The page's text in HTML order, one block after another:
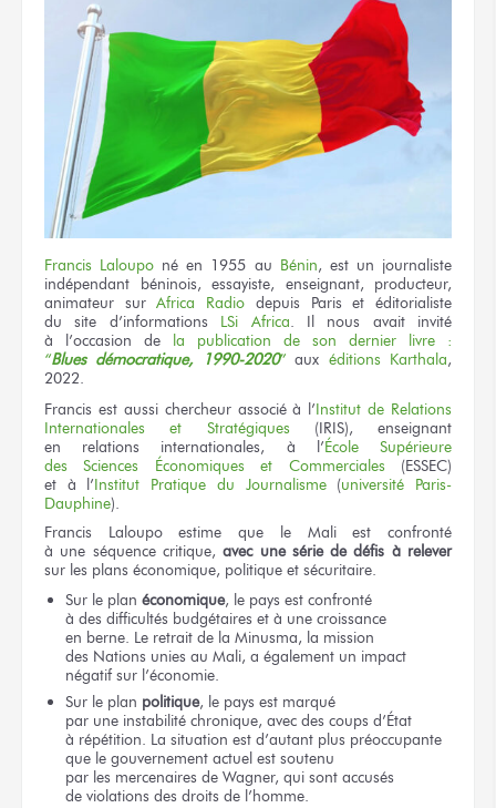
Francis Laloupo né en 1955 au Bénin, est un journaliste
indépendant béninois, essayiste, enseignant, producteur,
animateur surAfrica Radio depuis Paris et éditorialiste
du site d’informations
LSi Africa.
Il nous avait invité
à l’occasion
de la publication de son dernier
livre :
“Blues démocratique,1990-2020” aux éditions Karthala,
2022.
Francis est aussi chercheur associé à l’Institut de Relations
Internationaleset Stratégiques (IRIS), enseignant
en relations internationales,
à l’ÉcoleSupérieure
des Sciences Économiqueset Commerciales (ESSEC)
et à l’Institut Pratique du Journalisme(université Paris-
Dauphine).
Francis Laloupo estimeque le Mali
est confronté
à une séquencecritique,avec une série de défis à relever
sur les plans économique, politique et sécuritaire.
Sur le plan économique, le pays est confronté
à des difficultés budgétaireset à une croissance
en berne. Le retrait de la Minusma, la mission
des Nations unies au Mali, a également un impact
négatifsur l’économie.
Sur le plan politique, le pays est marqué
par une instabilité chronique, avecdes coups d’État
à répétition. La situation est d’autant plus préoccupante
que le gouvernement actuelest soutenu
par les mercenaires de Wagner, qui sont accusés
de violations des droits de l’homme.